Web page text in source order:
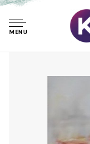
MENU
Schilderij -